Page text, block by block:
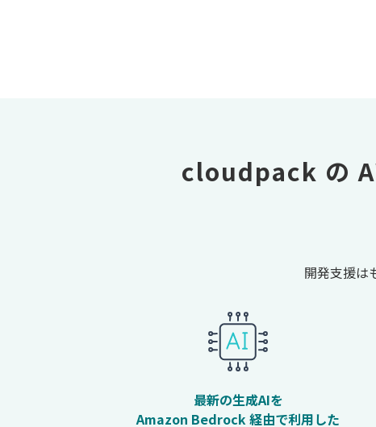
cloudpack の
開発支援は
最新の生成AIを
Amazon Bedrock 経由で利用した